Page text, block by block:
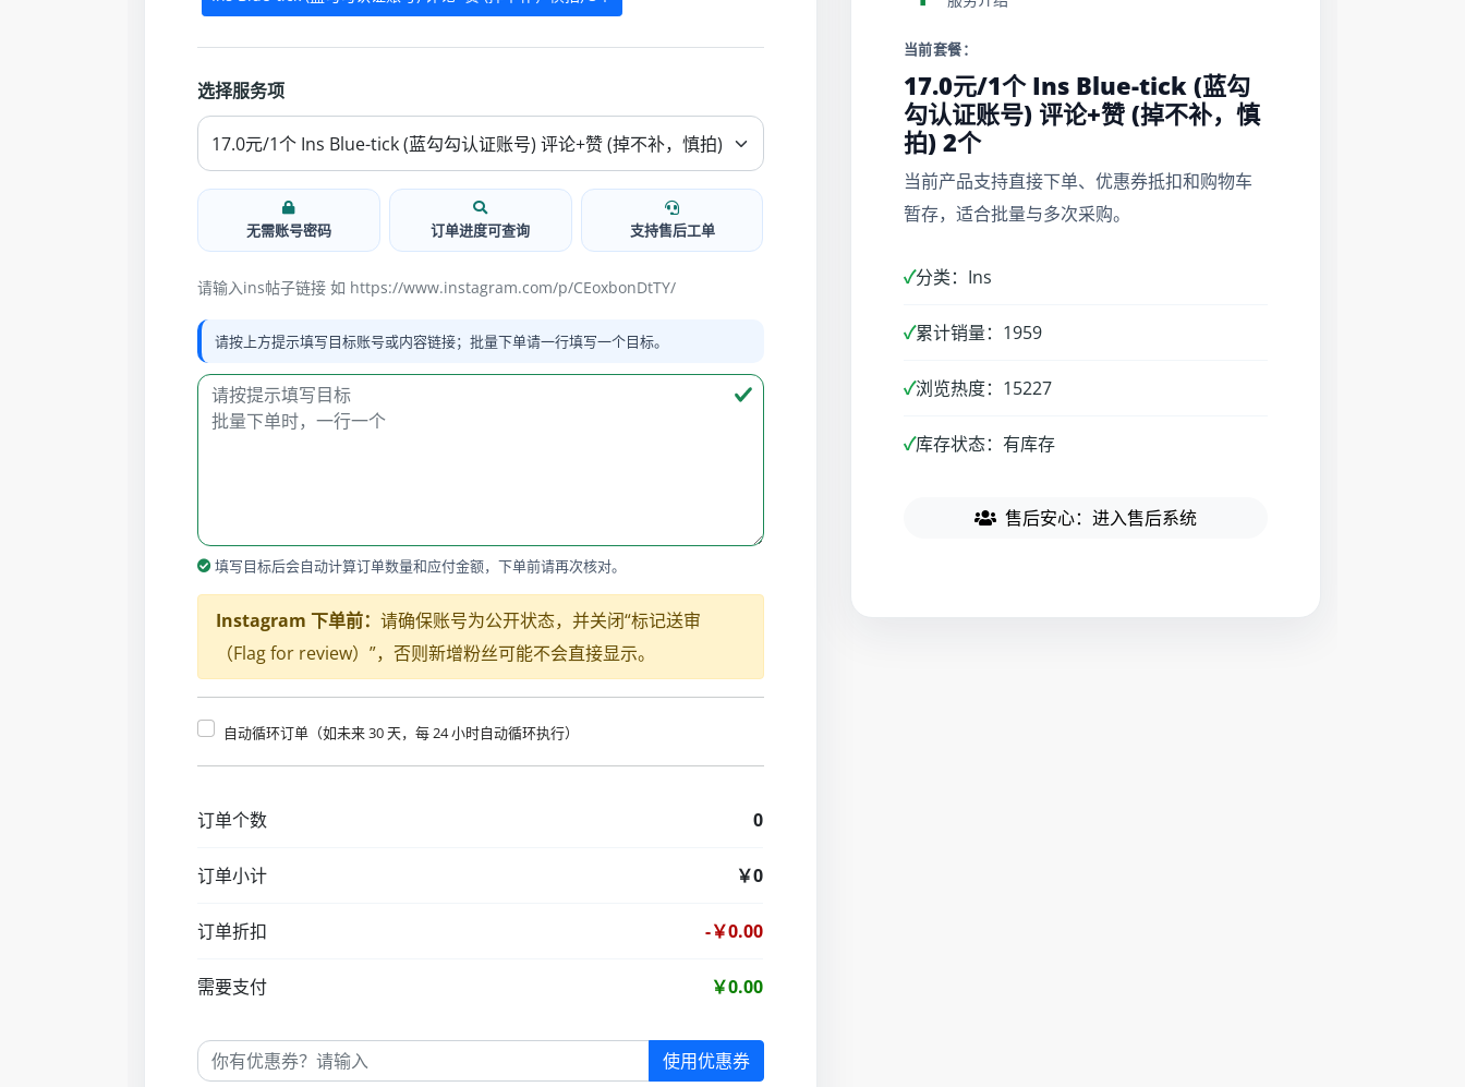
选择服务项
无需账号密码 订单进度可查询 支持售后工单
请输入ins帖子链接 如 https://www.instagram.com/p/CEoxbonDtTY/
请按上方提示填写目标账号或内容链接；批量下单请一行填写一个目标。
填写目标后会自动计算订单数量和应付金额，下单前请再次核对。
Instagram 下单前： 请确保账号为公开状态，并关闭“标记送审
（Flag for review）”，否则新增粉丝可能不会直接显示。
自动循环订单（如未来 30 天，每 24 小时自动循环执行）
订单个数 0
订单小计 ￥0
订单折扣 -￥0.00
需要支付 ￥0.00
使用优惠券
当前套餐：
17.0元/1个 Ins Blue-tick (蓝勾
勾认证账号) 评论+赞 (掉不补，慎
拍) 2个
当前产品支持直接下单、优惠券抵扣和购物车
暂存，适合批量与多次采购。
✓分类：Ins
✓累计销量：1959
✓浏览热度：15227
✓库存状态：有库存
售后安心：进入售后系统